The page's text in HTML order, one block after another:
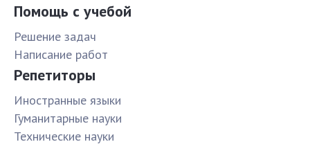
Помощь с учебой
Решение задач
Написание работ
Репетиторы
Иностранные языки
Гуманитарные науки
Технические науки